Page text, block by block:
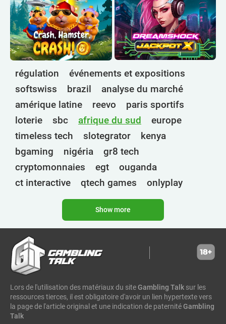
régulation
événements et expositions
softswiss
brazil
analyse du marché
amérique latine
reevo
paris sportifs
loterie
sbc afrique du sud
europe
timeless tech
slotegrator
kenya
bgaming
nigéria
gr8 tech
cryptomonnaies
egt
ouganda
ct interactive
qtech games
onlyplay
inde endorphina
ghana
elk nolimit
technologies
golden race
bragg
3 oaks gaming
gamebeat
atomic slot lab
tanzanie
spadegaming
digicode
mascot maroc
libéria
gaming corps
igaming club
Show more
Lors de l'utilisation des matériaux du siteGambling Talk sur les
ressources tierces, il est obligatoire d'avoir un lien hypertexte vers
la page de l'article original et une indication de paternitéGambling
Talk